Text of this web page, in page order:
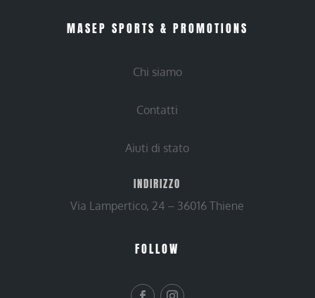
MASEP SPORTS & PROMOTIONS
Chi siamo
Contatti
Aiuti di stato
INDIRIZZO
Via Lampertico, 24 – 36016 Thiene
FOLLOW